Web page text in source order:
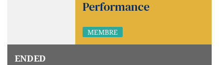
Performance
MEMBRE
ENDED